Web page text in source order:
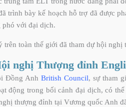
trình bày kế hoạch hỗ trợ đã được
phó với đại dịch.
trên toàn thế giới đã tham dự hội nghị
nghị Thượng đỉnh
Đồng Anh British Council, sự tham
động trong bối cảnh đại dịch, có
thượng đỉnh tại Vương quốc Anh